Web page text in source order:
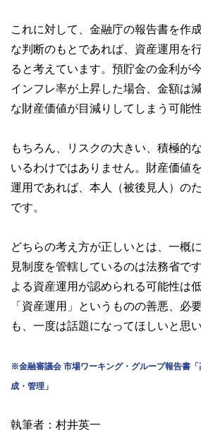
これに対して、金融庁の報告書を作
な判断のもとであれば、資産運用を
ると考えています。預貯金の金利が
インフレ率が上昇した場合、金額は
な財産価値が目減りしてしまう可能
もちろん、リスクの大きい、積極的
いるわけではありません。財産価値
運用であれば、本人（被後見人）の
です。
どちらの考え方が正しいとは、一概
見制度を管轄しているのは法務省で
よる資産運用が認められる可能性は
「資産運用」というものの善悪、必
も、一度は話題になってほしいと思い
※金融審議会 市場ワーキング・グループ報告書
成・管理」
執筆者：村井英一